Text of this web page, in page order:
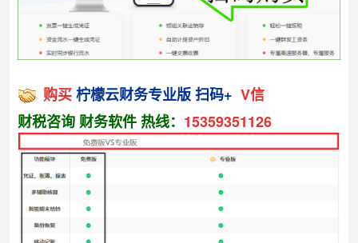
购买柠檬云财务专业版扫码+ V信
财税咨询 财务软件 热线： 15359351126